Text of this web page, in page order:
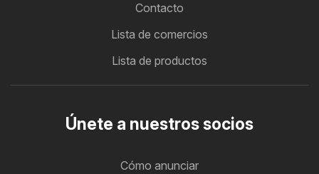
Contacto
Lista de comercios
Lista de productos
Únete a nuestros socios
Cómo anunciar